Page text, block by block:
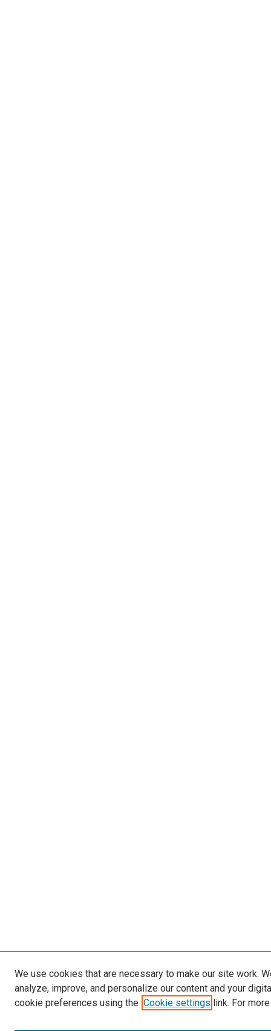
We use cookies that are necessary to make our site work.
analyze, improve, and personalize our content and your
cookie preferences using the Cookie settings link. For